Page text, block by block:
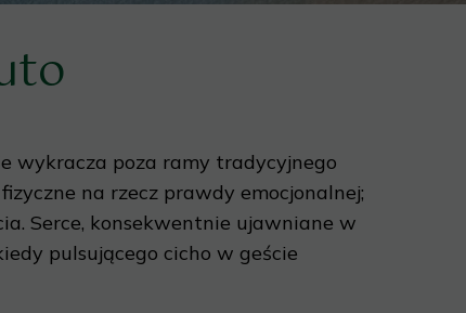
wykracza poza ramy tradycyjnego
na rzecz prawdy emocjonalnej;
Serce, konsekwentnie ujawniane w
pulsującego cicho w geście